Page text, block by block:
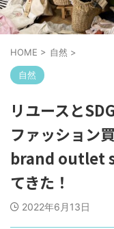
HOME > 自然 >
自然
リユースと
ファッション
brand outlet
てきた！
2022年6月13日